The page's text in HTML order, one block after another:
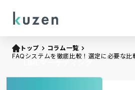
トップ keyboard_arrow_right コラム一覧keyboard_arrow_right
FAQシステムを徹底比較！選定に必要な比